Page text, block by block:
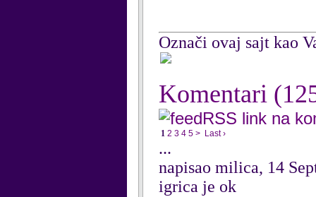
Označi ovaj sajt kao
Komentari
RSS link na
1 2 3 4 5 > Last ›
...
napisao milica, 14
igrica je ok